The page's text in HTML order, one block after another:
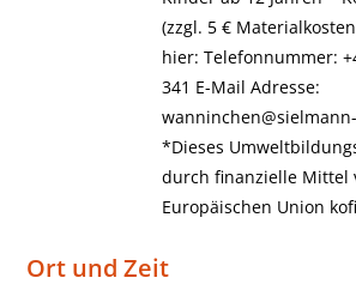
(zzgl. 5 €
hier: Telefonnummer:
341 E-Mail Adresse:
*Dieses
durch finanzielle Mittel
Europäischen Union
Ort und Zeit